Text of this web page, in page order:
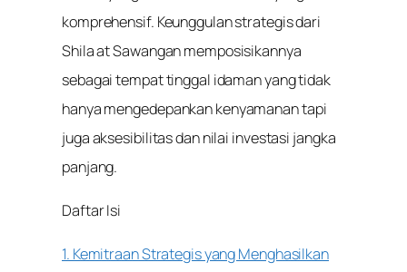
komprehensif. Keunggulan strategis dari
Shila at Sawangan memposisikannya
sebagai tempat tinggal idaman yang tidak
hanya mengedepankan kenyamanan tapi
juga aksesibilitas dan nilai investasi jangka
panjang.
Daftar Isi
1. Kemitraan Strategis yang Menghasilkan